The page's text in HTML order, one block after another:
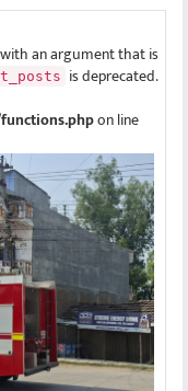
an argument that is
is deprecated.
on line